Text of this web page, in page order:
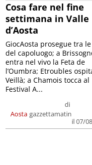
Cosa fare nel fine
settimana in Valle
d’Aosta
Aosta
di
gazzettamatin
il 07/
GiocAosta prosegue tra
del capoluogo; a
entra nel vivo la Feta de
l’Oumbra; Etroubles
Veillà; a Chamois tocca al
Festival A...